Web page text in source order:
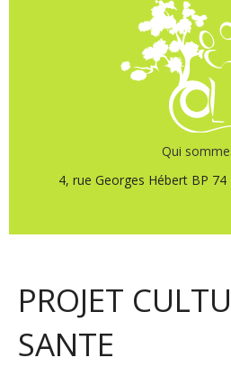
Qui
4, rue Georges Hébert BP
PROJET
SANTE